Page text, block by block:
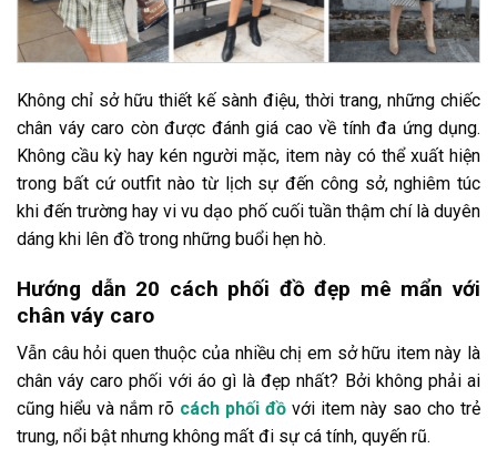
Không chỉ sở hữu thiết kế sành điệu, thời trang, những chiếc
chân váy caro còn được đánh giá cao về tính đa ứng dụng.
Không cầu kỳ hay kén người mặc, item này có thể xuất hiện
trong bất cứ outfit nào từ lịch sự đến công sở, nghiêm túc
khi đến trường hay vi vu dạo phố cuối tuần thậm chí là duyên
dáng khi lên đồ trong những buổi hẹn hò.
Hướng dẫn 20 cách phối đồ đẹp mê mẩn với
chân váy caro
Vẫn câu hỏi quen thuộc của nhiều chị em sở hữu item này là
chân váy caro phối với áo gì là đẹp nhất? Bởi không phải ai
cũng hiểu và nắm rõ cách phối đồ với item này sao cho trẻ
trung, nổi bật nhưng không mất đi sự cá tính, quyến rũ.